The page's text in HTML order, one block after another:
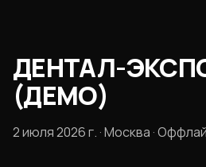
ДЕНТАЛ-
(ДЕМО)
2 июля 2026 г. · Москва ·